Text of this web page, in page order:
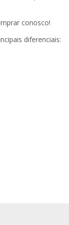
conosco!
diferenciais: